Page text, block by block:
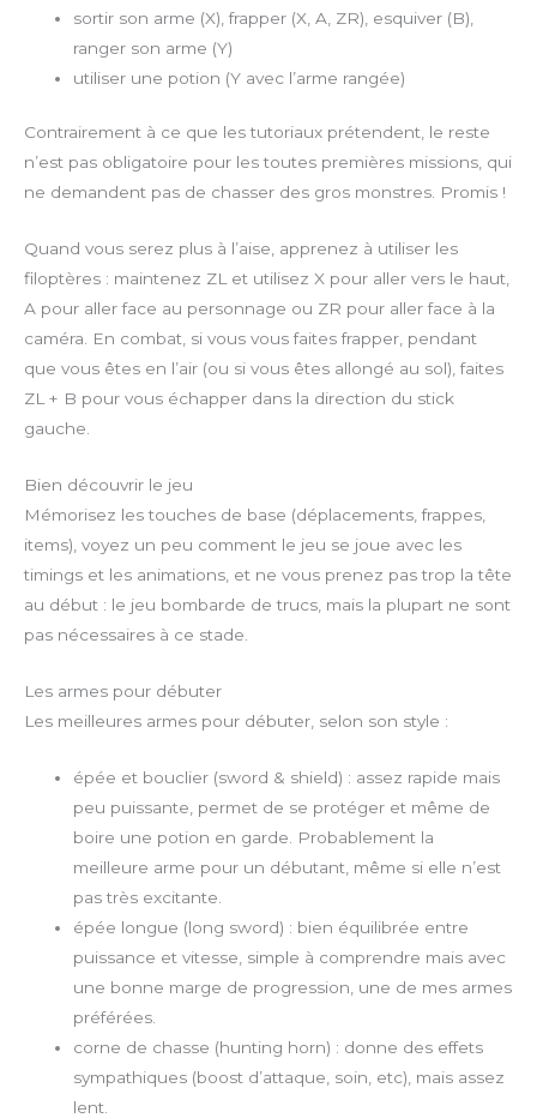
sortir son arme (X), frapper (X, A, ZR), esquiver (B),
ranger son arme (Y)
utiliser une potion (Y avec l’arme rangée)
Contrairement à ce que les tutoriaux prétendent, le reste
n’est pas obligatoire pour les toutes premières missions, qui
ne demandent pas de chasser des gros monstres. Promis !
Quand vous serez plus à l’aise, apprenez à utiliser les
filoptères : maintenez ZL et utilisez X pour aller vers le haut,
A pour aller face au personnage ou ZR pour aller face à la
caméra. En combat, si vous vous faites frapper, pendant
que vous êtes en l’air (ou si vous êtes allongé au sol), faites
ZL + B pour vous échapper dans la direction du stick
gauche.
Bien découvrir le jeu
Mémorisez les touches de base (déplacements, frappes,
items), voyez un peu comment le jeu se joue avec les
timings et les animations, et ne vous prenez pas trop la tête
au début : le jeu bombarde de trucs, mais la plupart ne sont
pas nécessaires à ce stade.
Les armes pour débuter
Les meilleures armes pour débuter, selon son style :
épée et bouclier (sword & shield) : assez rapide mais
peu puissante, permet de se protéger et même de
boire une potion en garde. Probablement la
meilleure arme pour un débutant, même si elle n’est
pas très excitante.
épée longue (long sword) : bien équilibrée entre
puissance et vitesse, simple à comprendre mais avec
une bonne marge de progression, une de mes armes
préférées.
corne de chasse (hunting horn) : donne des effets
sympathiques (boost d’attaque, soin, etc), mais assez
lent.